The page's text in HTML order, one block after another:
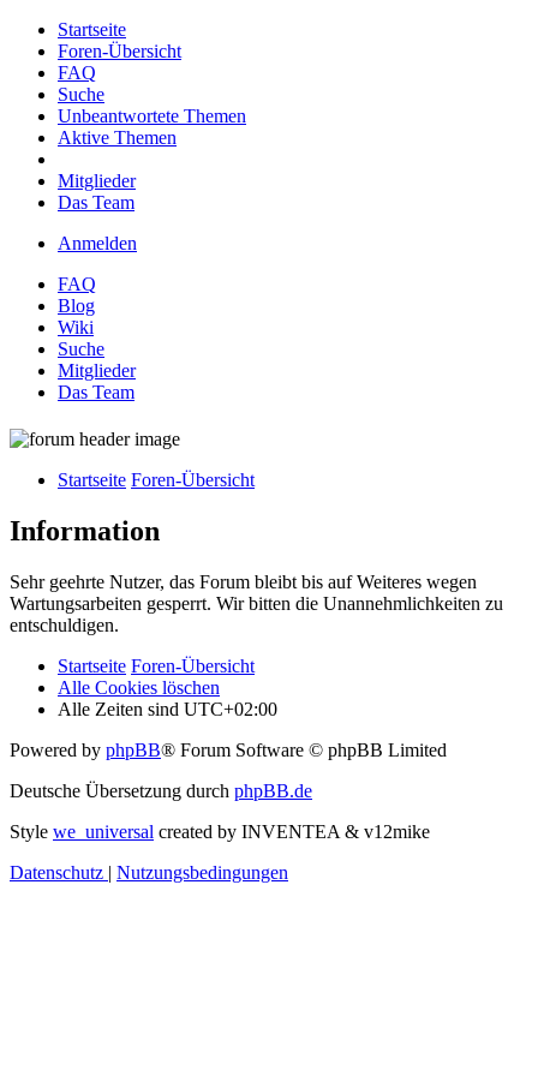
Startseite
Foren-Übersicht
FAQ
Suche
Unbeantwortete Themen
Aktive Themen
Mitglieder
Das Team
Anmelden
FAQ
Blog
Wiki
Suche
Mitglieder
Das Team
Startseite Foren-Übersicht
Information
Sehr geehrte Nutzer, das Forum bleibt bis auf Weiteres wegen
Wartungsarbeiten gesperrt. Wir bitten die Unannehmlichkeiten zu
entschuldigen.
Startseite Foren-Übersicht
Alle Cookies löschen
Alle Zeiten sind UTC+02:00
Powered by phpBB® Forum Software © phpBB Limited
Deutsche Übersetzung durch phpBB.de
Style we_universal created by INVENTEA & v12mike
Datenschutz | Nutzungsbedingungen